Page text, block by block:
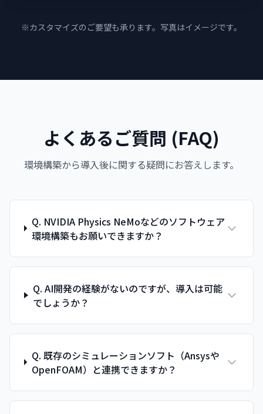
※カスタマイズのご要望も承ります。写真はイメージです。
よくあるご質問 (FAQ)
環境構築から導入後に関する疑問にお答えします。
Q. NVIDIA Physics NeMoなどのソフトウェア
環境構築もお願いできますか？
Q. AI開発の経験がないのですが、導入は可能
でしょうか？
Q. 既存のシミュレーションソフト（Ansysや
OpenFOAM）と連携できますか？